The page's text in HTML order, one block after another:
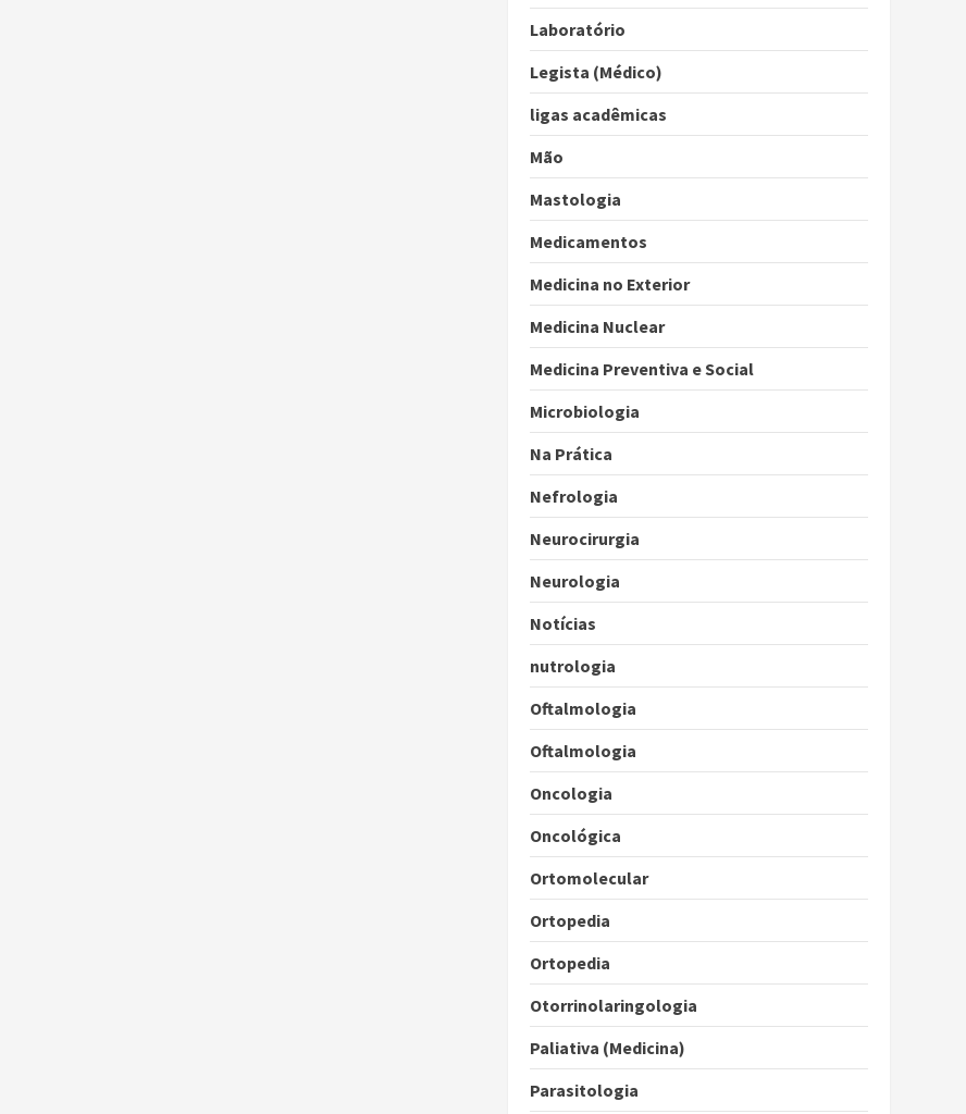
Laboratório
Legista (Médico)
ligas acadêmicas
Mão
Mastologia
Medicamentos
Medicina no Exterior
Medicina Nuclear
Medicina Preventiva e Social
Microbiologia
Na Prática
Nefrologia
Neurocirurgia
Neurologia
Notícias
nutrologia
Oftalmologia
Oftalmologia
Oncologia
Oncológica
Ortomolecular
Ortopedia
Ortopedia
Otorrinolaringologia
Paliativa (Medicina)
Parasitologia